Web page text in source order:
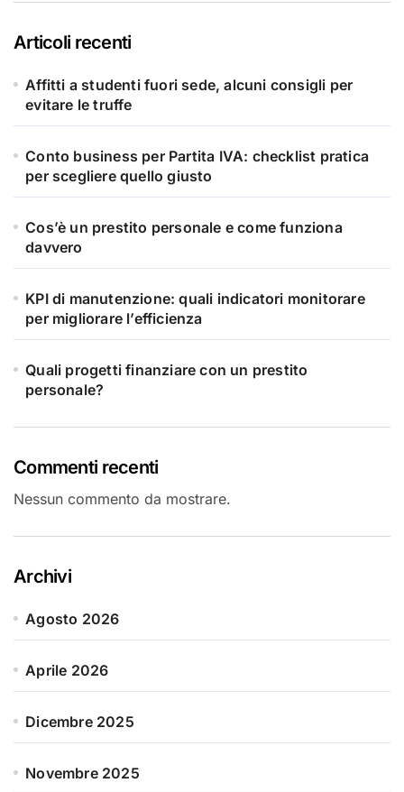
Articoli recenti
Affitti a studenti fuori sede, alcuni consigli per
evitare le truffe
Conto business per Partita IVA: checklist pratica
per scegliere quello giusto
Cos’è un prestito personale e come funziona
davvero
KPI di manutenzione: quali indicatori monitorare
per migliorare l’efficienza
Quali progetti finanziare con un prestito
personale?
Commenti recenti
Nessun commento da mostrare.
Archivi
Agosto 2026
Aprile 2026
Dicembre 2025
Novembre 2025